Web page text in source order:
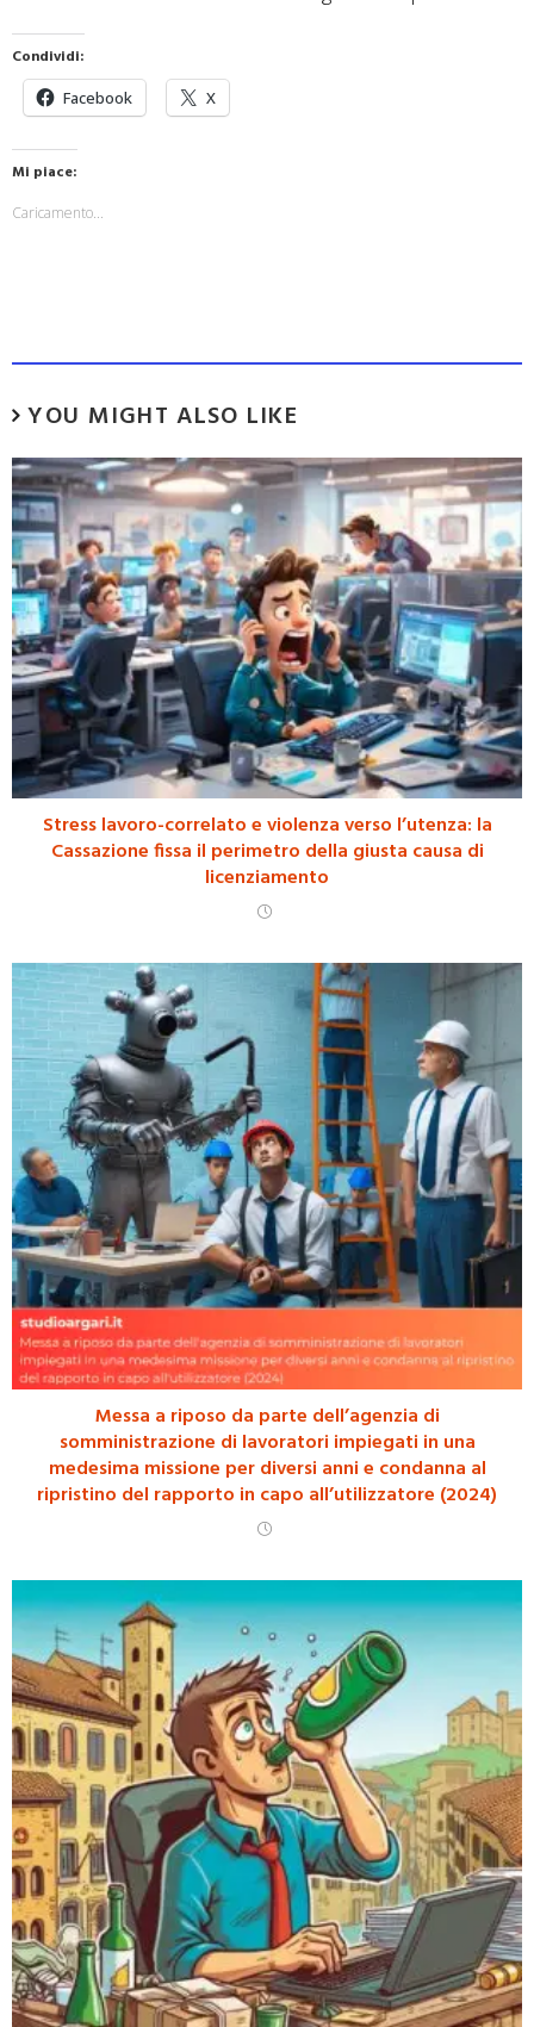
Condividi:
Facebook X
Mi piace:
Caricamento...
YOU MIGHT ALSO LIKE
Stress lavoro-correlato e violenza verso l’utenza: la
Cassazione fissa il perimetro della giusta causa di
licenziamento
Messa a riposo da parte dell’agenzia di
somministrazione di lavoratori impiegati in una
medesima missione per diversi anni e condanna al
ripristino del rapporto in capo all’utilizzatore (2024)